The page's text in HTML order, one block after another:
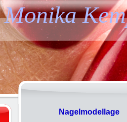
Nagelmodellage